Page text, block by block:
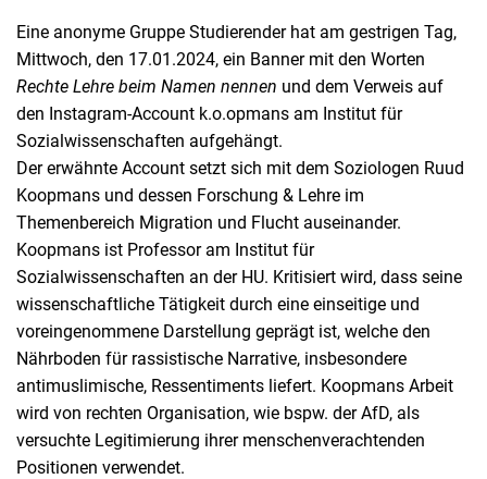
Eine anonyme Gruppe Studierender hat am gestrigen Tag,
Mittwoch, den 17.01.2024, ein Banner mit den Worten
Rechte Lehre beim Namen nennen und dem Verweis auf
den Instagram-Account k.o.opmans am Institut für
Sozialwissenschaften aufgehängt.
Der erwähnte Account setzt sich mit dem Soziologen Ruud
Koopmans und dessen Forschung & Lehre im
Themenbereich Migration und Flucht auseinander.
Koopmans ist Professor am Institut für
Sozialwissenschaften an der HU. Kritisiert wird, dass seine
wissenschaftliche Tätigkeit durch eine einseitige und
voreingenommene Darstellung geprägt ist, welche den
Nährboden für rassistische Narrative, insbesondere
antimuslimische, Ressentiments liefert. Koopmans Arbeit
wird von rechten Organisation, wie bspw. der AfD, als
versuchte Legitimierung ihrer menschenverachtenden
Positionen verwendet.